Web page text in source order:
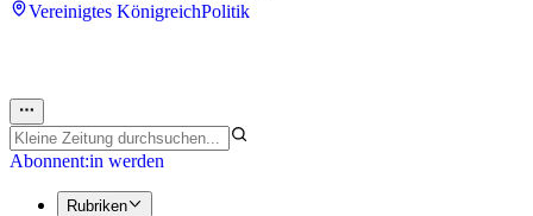
Vereinigtes KönigreichPolitik
Abonnent:in werden
Rubriken